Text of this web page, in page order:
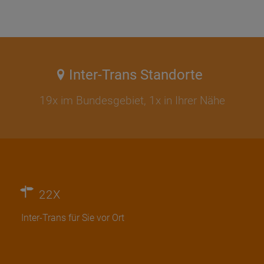
Inter-Trans Standorte
19x im Bundesgebiet, 1x in Ihrer Nähe
22X
Inter-Trans für Sie vor Ort